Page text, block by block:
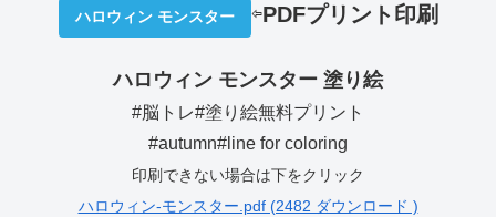
ハロウィン モンスター ⇦PDFプリント印刷
ハロウィン モンスター 塗り絵
#脳トレ#塗り絵無料プリント
#autumn#line for coloring
印刷できない場合は下をクリック
ハロウィン-モンスター.pdf (2482 ダウンロード )